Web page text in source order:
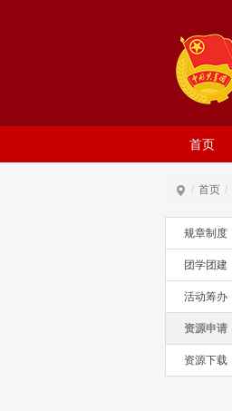
首页
/ 首页 /
规章制度
团学团建
活动筹办
资源申请
资源下载